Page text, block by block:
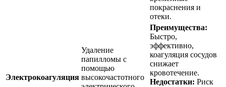
покраснения и
отеки.
Электрокоагуляция
Удаление
папилломы с
помощью
высокочастотного
Преимущества:
Быстро,
эффективно,
коагуляция сосудов
снижает
кровотечение.
Недостатки: Риск